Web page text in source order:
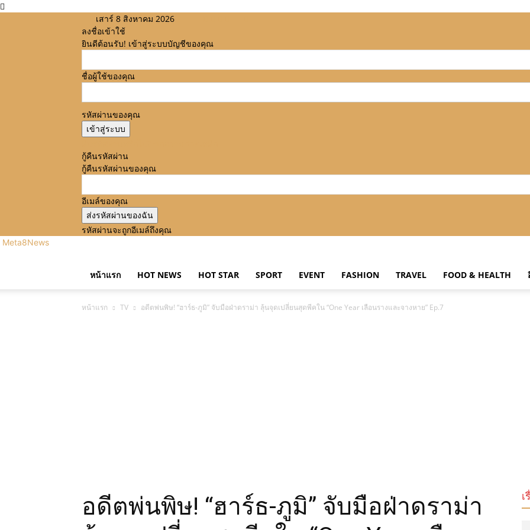
เสาร์ 8 สิงหาคม 2026
ลงชื่อเข้าใช้
ยินดีต้อนรับ! เข้าสู่ระบบบัญชีของคุณ
ชื่อผู้ใช้ของคุณ
รหัสผ่านของคุณ
กู้คืนรหัสผ่าน
กู้คืนรหัสผ่านของคุณ
อีเมล์ของคุณ
รหัสผ่านจะถูกอีเมล์ถึงคุณ
Meta8News
หน้าแรก HOT NEWS HOT STAR SPORT EVENT FASHION TRAVEL FOOD & HEALTH
หน้าแรก TV ​อดีตพ่นพิษ! “ฮาร์ธ-ภูมิ” จับมือฝ่าดราม่า ลุ้นจุดเปลี่ยนสุดพีคใน “One Year เลือนรางและจางหาย” Ep.7
​อดีตพ่นพิษ! “ฮาร์ธ-ภูมิ” จับมือฝ่าดราม่า
เ